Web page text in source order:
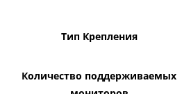
Тип Крепления
Количество поддерживаемых